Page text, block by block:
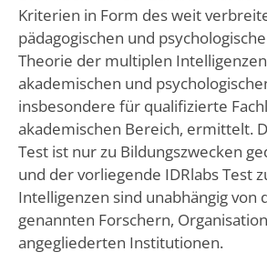
Kriterien in Form des weit
pädagogischen und
Theorie der multiplen
akademischen und
insbesondere für qualifizierte
akademischen Bereich, ermittelt.
Test ist nur zu Bildungszwecken
und der vorliegende IDRlabs Test
Intelligenzen sind unabhängig von
genannten Forschern,
angegliederten Institutionen.